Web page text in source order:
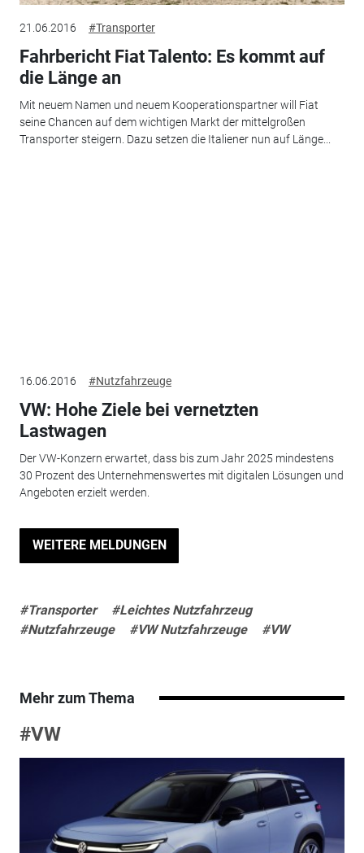
21.06.2016 #Transporter
Fahrbericht Fiat Talento: Es kommt auf
die Länge an
Mit neuem Namen und neuem Kooperationspartner will Fiat
seine Chancen auf dem wichtigen Markt der mittelgroßen
Transporter steigern. Dazu setzen die Italiener nun auf Länge...
16.06.2016 #Nutzfahrzeuge
VW: Hohe Ziele bei vernetzten
Lastwagen
Der VW-Konzern erwartet, dass bis zum Jahr 2025 mindestens
30 Prozent des Unternehmenswertes mit digitalen Lösungen und
Angeboten erzielt werden.
WEITERE MELDUNGEN
#Transporter
#Leichtes Nutzfahrzeug
#Nutzfahrzeuge
#VW Nutzfahrzeuge #VW
Mehr zum Thema
#VW